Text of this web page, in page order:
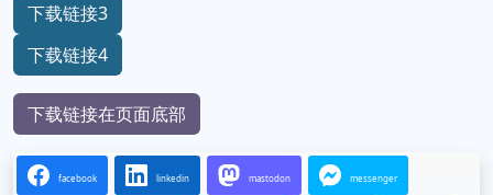
下载链接3
下载链接4
下载链接在页面底部
facebook linkedin mastodon messenger